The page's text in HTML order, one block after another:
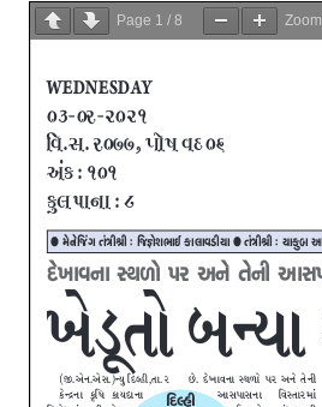
Page 1 / 8 Zoom